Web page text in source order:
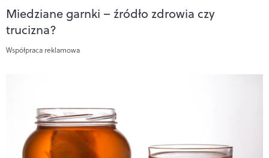
Miedziane garnki – źródło zdrowia czy
trucizna?
Współpraca reklamowa